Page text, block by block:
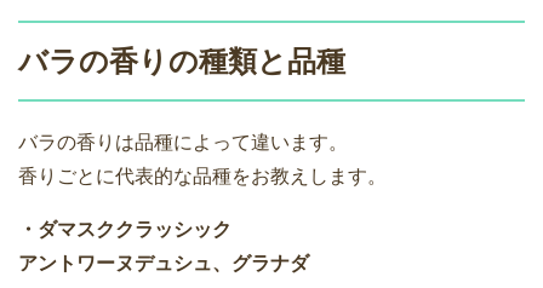
バラの香りの種類と品種
バラの香りは品種によって違います。
香りごとに代表的な品種をお教えします。
・ダマスククラッシック
アントワーヌデュシュ、グラナダ